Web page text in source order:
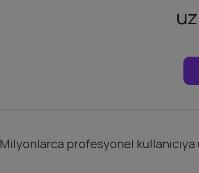
Milyonlarca profesyonel kullanıcıya